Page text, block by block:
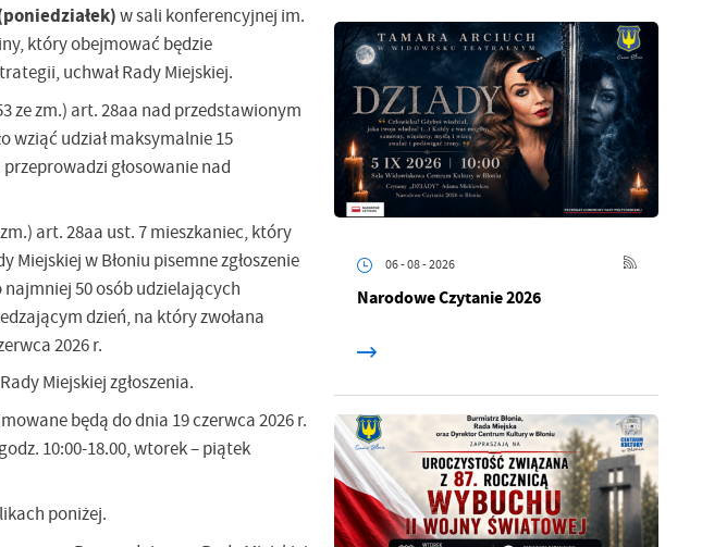
w sali konferencyjnej im.
który obejmować będzie
uchwał Rady Miejskiej.
ze zm.) art. 28aa nad przedstawionym
wziąć udział maksymalnie 15
głosowanie nad
art. 28aa ust. 7 mieszkaniec, który
w Błoniu pisemne zgłoszenie
50 osób udzielających
dzień, na który zwołana
2026 r.
Miejskiej zgłoszenia.
będą do dnia 19 czerwca 2026 r.
10:00-18.00, wtorek – piątek
poniżej.
06 - 08 - 2026
Narodowe Czytanie 2026